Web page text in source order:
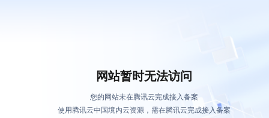
网站暂时无法访问
您的网站未在腾讯云完成接入备案
使用腾讯云中国境内云资源，需在腾讯云完成接入备案